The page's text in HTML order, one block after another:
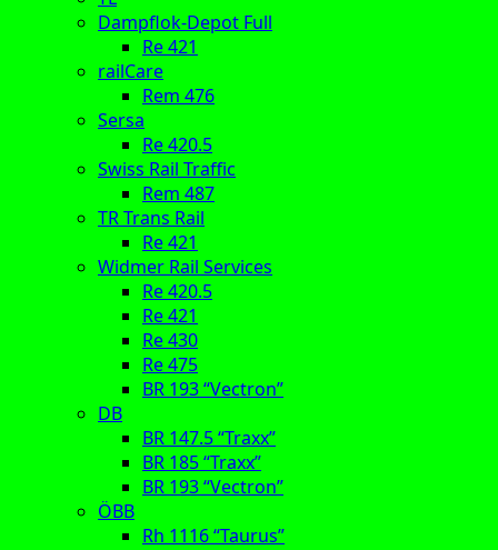
Dampflok-Depot Full
Re 421
railCare
Rem 476
Sersa
Re 420.5
Swiss Rail Traffic
Rem 487
TR Trans Rail
Re 421
Widmer Rail Services
Re 420.5
Re 421
Re 430
Re 475
BR 193 “Vectron”
DB
BR 147.5 “Traxx”
BR 185 “Traxx”
BR 193 “Vectron”
ÖBB
Rh 1116 “Taurus”